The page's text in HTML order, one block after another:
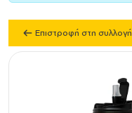
Επιστροφή στη συλλογή